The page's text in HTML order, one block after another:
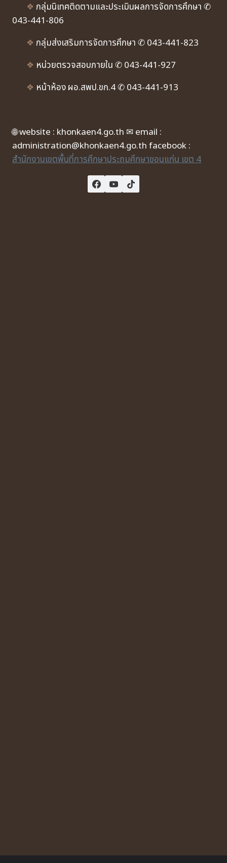
❖ กลุ่มนิเทศติดตามและประเมินผลการจัดการศึกษา ✆
043-441-806
❖ กลุ่มส่งเสริมการจัดการศึกษา ✆ 043-441-823
❖ หน่วยตรวจสอบภายใน ✆ 043-441-927
❖ หน้าห้อง ผอ.สพป.ขก.4 ✆ 043-441-913
🌐 website : khonkaen4.go.th ✉ email :
administration@khonkaen4.go.th facebook :
สำนักงานเขตพื้นที่การศึกษาประถมศึกษาขอนแก่น เขต 4